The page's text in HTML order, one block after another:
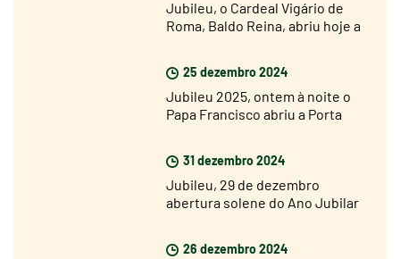
Jubileu, o Cardeal Vigário de
Roma, Baldo Reina, abriu hoje a
25 dezembro 2024
Jubileu 2025, ontem à noite o
Papa Francisco abriu a Porta
31 dezembro 2024
Jubileu, 29 de dezembro
abertura solene do Ano Jubilar
26 dezembro 2024